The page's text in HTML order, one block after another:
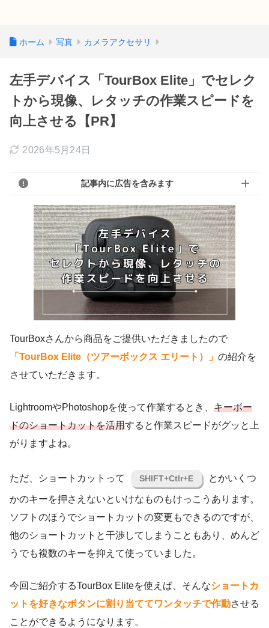
ホーム 写真 カメラアクセサリ
左手デバイス「TourBox Elite」でセレク
トから現像、レタッチの作業スピードを
向上させる【PR】
2026年5月24日
記事内に広告を含みます
TourBoxさんから商品をご提供いただきましたので
「TourBox Elite（ツアーボックス エリート）」 の紹介を
させていただきます。
LightroomやPhotoshopを使って作業するとき、 キーボー
ドのショートカットを活用すると作業スピードがグッと上
がりますよね。
ただ、ショートカットって SHIFT+Ctlr+E とかいくつ
かのキーを押さえないといけなものもけっこうあります。
ソフトのほうでショートカットの変更もできるのですが、
他のショートカットと干渉してしまうこともあり、めんど
うでも複数のキーを抑えて使っていました。
今回ご紹介するTourBox Eliteを使えば、そんなショートカ
ットを好きなボタンに割り当ててワンタッチで作動させる
ことができるようになります。